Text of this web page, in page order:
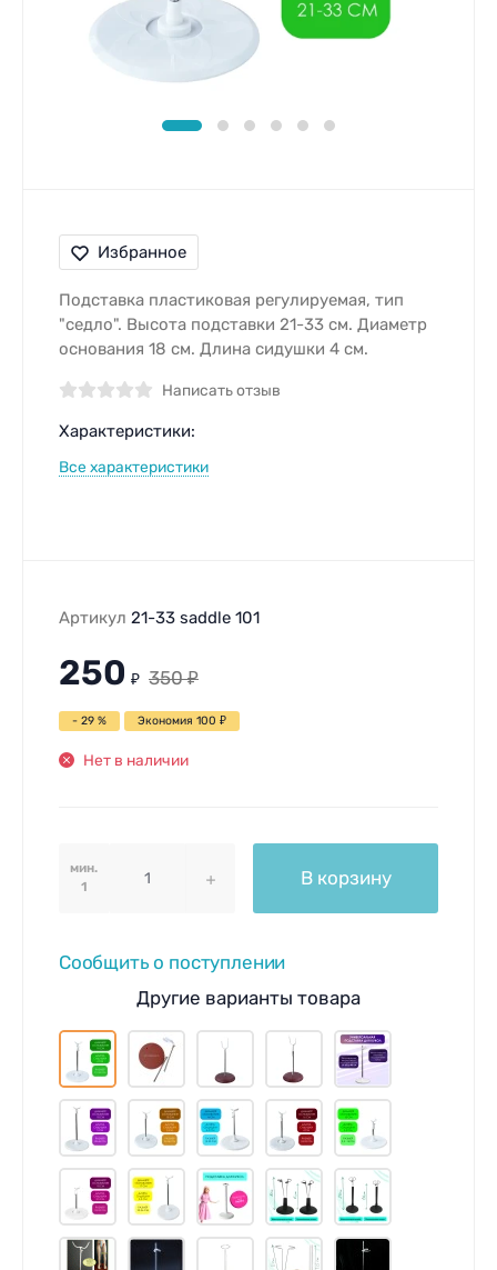
Избранное
Подставка пластиковая регулируемая, тип
"седло". Высота подставки 21-33 см. Диаметр
основания 18 см. Длина сидушки 4 см.
Написать отзыв
Характеристики:
Все характеристики
Артикул 21-33 saddle 101
250 ₽ 350 ₽
- 29 % Экономия 100 ₽
Нет в наличии
мин.
1
В корзину
Сообщить о поступлении
Другие варианты товара